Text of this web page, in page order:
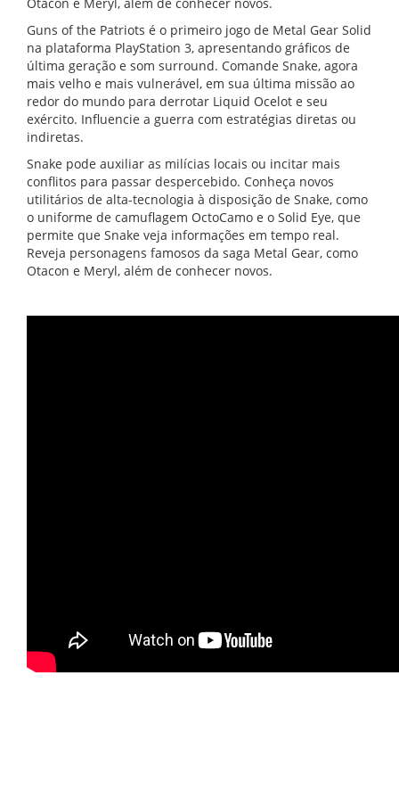
Guns of the Patriots é o primeiro jogo de Metal Gear Solid
na plataforma PlayStation 3, apresentando gráficos de
última geração e som surround. Comande Snake, agora
mais velho e mais vulnerável, em sua última missão ao
redor do mundo para derrotar Liquid Ocelot e seu
exército. Influencie a guerra com estratégias diretas ou
indiretas.
Snake pode auxiliar as milícias locais ou incitar mais
conflitos para passar despercebido. Conheça novos
utilitários de alta-tecnologia à disposição de Snake, como
o uniforme de camuflagem OctoCamo e o Solid Eye, que
permite que Snake veja informações em tempo real.
Reveja personagens famosos da saga Metal Gear, como
Otacon e Meryl, além de conhecer novos.